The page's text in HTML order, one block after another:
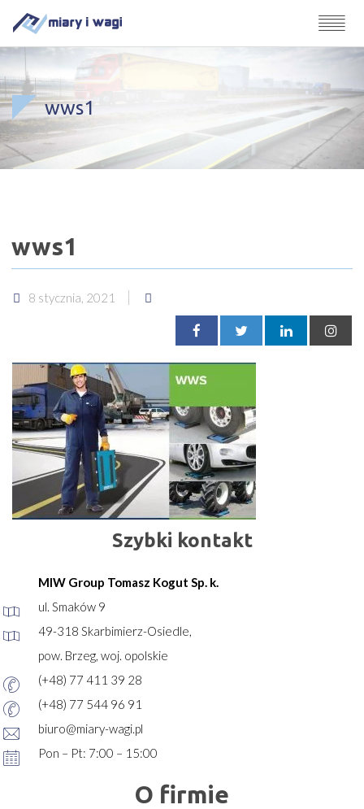
wws1
wws1
8 stycznia, 2021
Szybki kontakt
MIW Group Tomasz Kogut Sp. k.
ul. Smaków 9
49-318 Skarbimierz-Osiedle,
pow. Brzeg, woj. opolskie
(+48) 77 411 39 28
(+48) 77 544 96 91
biuro@miary-wagi.pl
Pon – Pt: 7:00 – 15:00
O firmie